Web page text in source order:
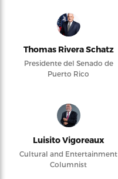
Thomas Rivera Schatz
Presidente del Senado de
Puerto Rico
Luisito Vigoreaux
Cultural and Entertainment
Columnist